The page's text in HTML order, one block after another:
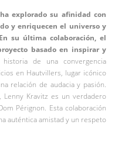
explorado su afinidad con
y enriquecen el universo y
su última colaboración, el
basado en inspirar y
de una convergencia
en Hautvillers, lugar icónico
relación de audacia y pasión.
Lenny Kravitz es un verdadero
Pérignon. Esta colaboración
auténtica amistad y un respeto